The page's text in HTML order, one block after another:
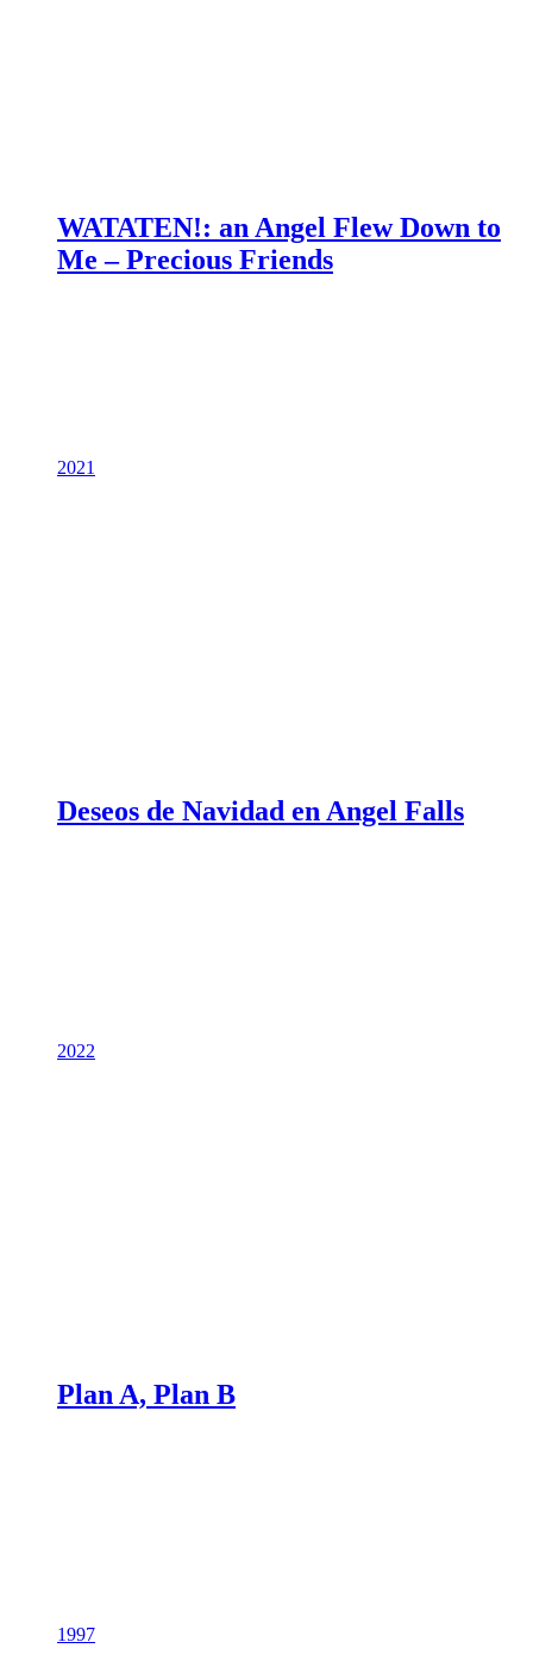
WATATEN!: an Angel Flew Down to
Me – Precious Friends
2021
Deseos de Navidad en Angel Falls
2022
Plan A, Plan B
1997